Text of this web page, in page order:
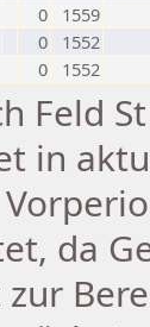
0
1559
0
1552
0 1552
Feld
in
da